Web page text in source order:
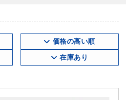
価格の高い順
在庫あり